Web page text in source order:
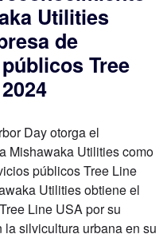
Utilities
de
Tree
Day otorga el
Mishawaka Utilities como
públicos Tree Line
Utilities obtiene el
Line USA por su
la silvicultura urbana en su